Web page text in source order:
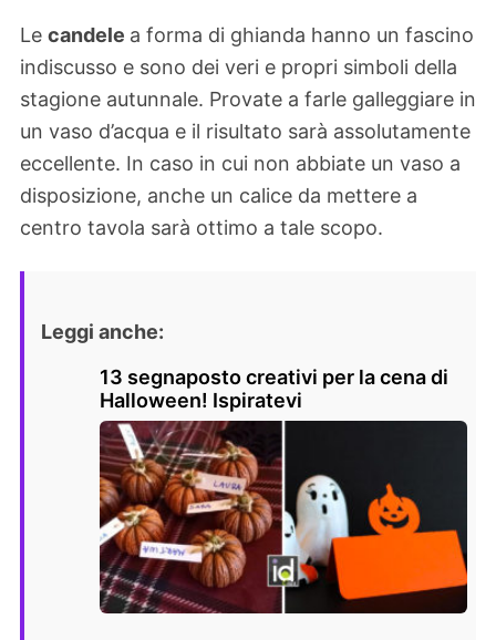
Le candele a forma di ghianda hanno un fascino
indiscusso e sono dei veri e propri simboli della
stagione autunnale. Provate a farle galleggiare in
un vaso d’acqua e il risultato sarà assolutamente
eccellente. In caso in cui non abbiate un vaso a
disposizione, anche un calice da mettere a
centro tavola sarà ottimo a tale scopo.
Leggi anche:
13 segnaposto creativi per la cena di
Halloween! Ispiratevi